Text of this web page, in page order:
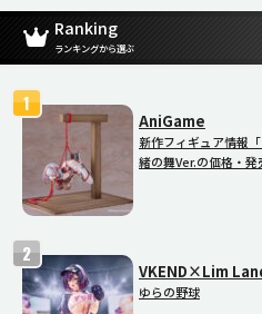
Ranking
ランキングから選ぶ
AniGame
新作フィギュア情報
緒の舞Ver.の価格・
VKEND×Lim
ゆらの野球